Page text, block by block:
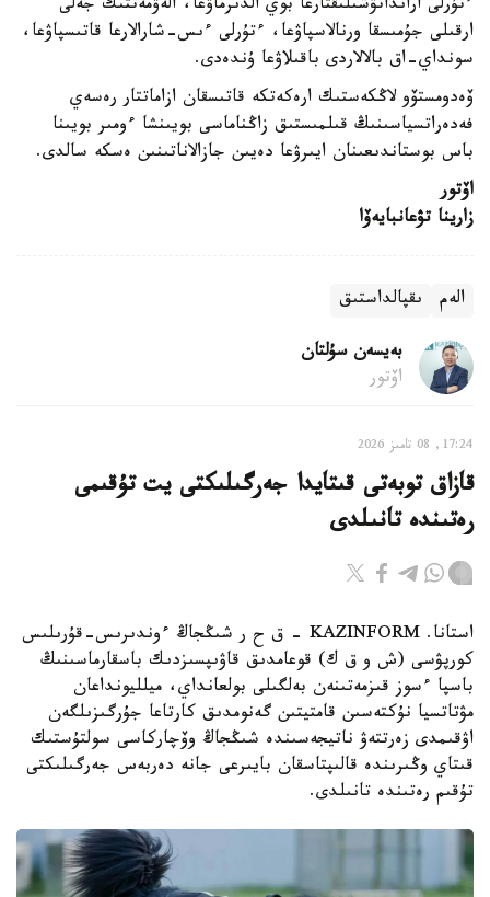
ءتۇرلى ارانداتۋشىلىقتارعا بوي الدىرماۋعا، الەۋمەتتىك جەلى
ارقىلى جۇمىسقا ورنالاسپاۋعا، ءتۇرلى ءىس-شارالارعا قاتىسپاۋعا،
سونداي-اق بالالاردى باقىلاۋعا ۇندەدى.
ۆەدومستۆو لاڭكەستىك ارەكەتكە قاتىسقان ازاماتتار رەسەي
فەدەراتسياسىنىڭ قىلمىستىق زاڭناماسى بويىنشا ءومىر بويىنا
باس بوستاندىعىنان ايىرۋعا دەيىن جازالاناتىنىن ەسكە سالدى.
اۆتور
زارينا تۋعانبايەۆا
الەم ىقپالداستىق
بەيسەن سۇلتان
اۆتور
17:24, 08 تامىز 2026
قازاق توبەتى قىتايدا جەرگىلىكتى يت تۇقىمى
رەتىندە تانىلدى
استانا. KAZINFORM – ق ح ر شىڭجاڭ ءوندىرىس-قۇرىلىس
كورپۋسى (ش و ق ك) قوعامدىق قاۋىپسىزدىك باسقارماسىنىڭ
باسپا ءسوز قىزمەتىنەن بەلگىلى بولعانداي، ميلليونداعان
مۋتاتسيا نۇكتەسىن قامتيتىن گەنومدىق كارتاعا جۇرگىزىلگەن
اۋقىمدى زەرتتەۋ ناتيجەسىندە شىڭجاڭ وۆچاركاسى سولتۇستىك
قىتاي وڭىرىندە قالىپتاسقان بايىرعى جانە دەربەس جەرگىلىكتى
تۇقىم رەتىندە تانىلدى.